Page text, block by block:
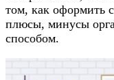
том, как оформить
плюсы, минусы
способом.